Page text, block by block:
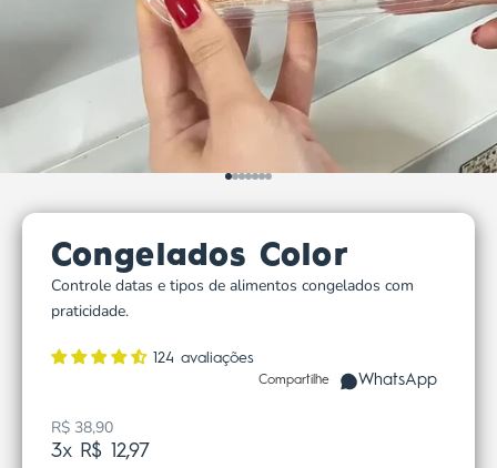
Ir para item 1
Ir para item 2
Ir para item 3
Ir para item 4
Ir para item 5
Ir para item 6
Ir para item 7
Congelados Color
Controle datas e tipos de alimentos congelados com
praticidade.
124 avaliações
Compartilhe WhatsApp
Preço promocional
R$ 38,90
3x R$ 12,97